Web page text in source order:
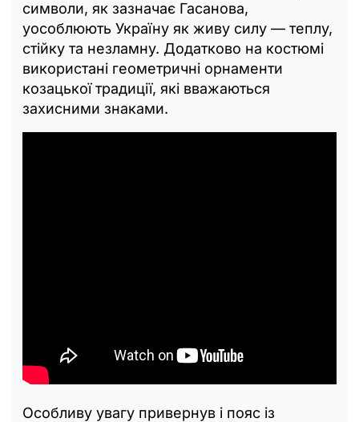
символи, як зазначає Гасанова,
уособлюють Україну як живу силу — теплу,
стійку та незламну. Додатково на костюмі
використані геометричні орнаменти
козацької традиції, які вважаються
захисними знаками.
Особливу увагу привернув і пояс із